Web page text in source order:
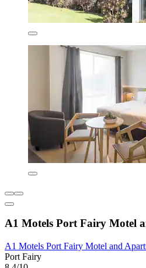
A1 Motels Port Fairy Motel
A1 Motels Port Fairy Motel and
Port Fairy